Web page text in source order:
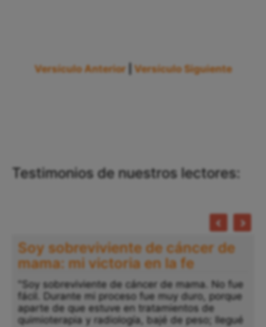
Versículo Anterior Versículo Siguiente
Testimonios de nuestros lectores:
Soy sobreviviente de cáncer de
mama: mi victoria en la fe
"Soy sobreviviente de cáncer de mama. No fue
fácil. Durante mi proceso fue muy duro, porque
aparte de que estuve en tratamientos de
quimioterapia y radiología, bajé de peso; llegué